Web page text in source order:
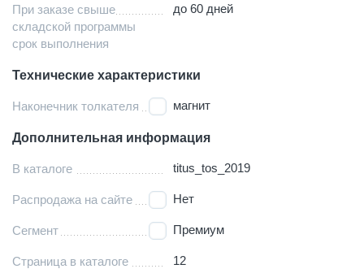
При заказе свыше
складской программы
срок выполнения
до 60 дней
Технические характеристики
Наконечник толкателя магнит
Дополнительная информация
В каталоге titus_tos_2019
Распродажа на сайте Нет
Сегмент Премиум
Страница в каталоге 12